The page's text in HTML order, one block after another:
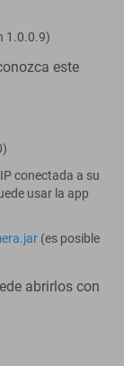
1.0.0.9)
este
conectada a su
usar la app
(es posible
abrirlos con